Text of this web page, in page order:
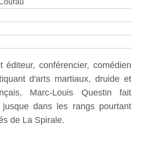
éditeur, conférencier, comédien
d'arts martiaux, druide et
Marc-Louis Questin fait
dans les rangs pourtant
de La Spirale.